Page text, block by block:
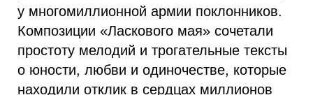
у многомиллионной армии поклонников.
Композиции «Ласкового мая» сочетали
простоту мелодий и трогательные тексты
о юности, любви и одиночестве, которые
находили отклик в сердцах миллионов